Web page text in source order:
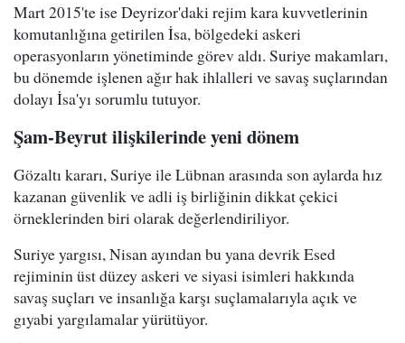
Mart 2015'te ise Deyrizor'daki rejim kara kuvvetlerinin
komutanlığına getirilen İsa, bölgedeki askeri
operasyonların yönetiminde görev aldı. Suriye makamları,
bu dönemde işlenen ağır hak ihlalleri ve savaş suçlarından
dolayı İsa'yı sorumlu tutuyor.
Şam-Beyrut ilişkilerinde yeni dönem
Gözaltı kararı, Suriye ile Lübnan arasında son aylarda hız
kazanan güvenlik ve adli iş birliğinin dikkat çekici
örneklerinden biri olarak değerlendiriliyor.
Suriye yargısı, Nisan ayından bu yana devrik Esed
rejiminin üst düzey askeri ve siyasi isimleri hakkında
savaş suçları ve insanlığa karşı suçlamalarıyla açık ve
gıyabi yargılamalar yürütüyor.